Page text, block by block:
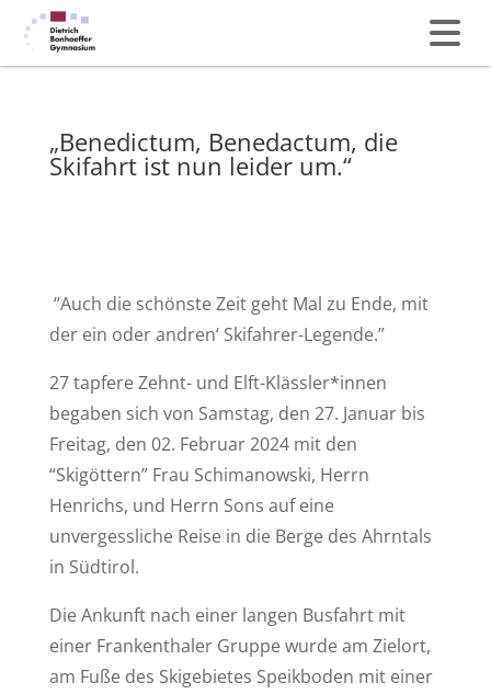
„Benedictum, Benedactum, die
Skifahrt ist nun leider um.“
“Auch die schönste Zeit geht Mal zu Ende, mit
der ein oder andren‘ Skifahrer-Legende.”
27 tapfere Zehnt- und Elft-Klässler*innen
begaben sich von Samstag, den 27. Januar bis
Freitag, den 02. Februar 2024 mit den
“Skigöttern” Frau Schimanowski, Herrn
Henrichs, und Herrn Sons auf eine
unvergessliche Reise in die Berge des Ahrntals
in Südtirol.
Die Ankunft nach einer langen Busfahrt mit
einer Frankenthaler Gruppe wurde am Zielort,
am Fuße des Skigebietes Speikboden mit einer